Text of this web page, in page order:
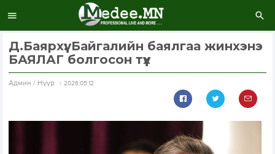
Д.Баярхүү: Байгалийн баялгаа жинхэнэ
БАЯЛАГ болгосон түүх
Aдмин / Нүүр 2026.05.12